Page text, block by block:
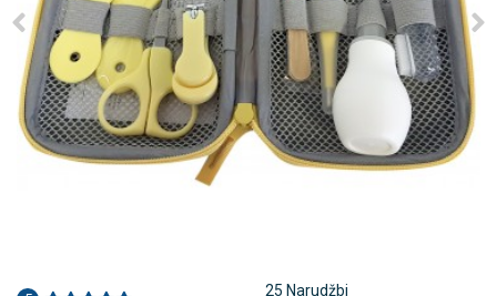
25 Narudžbi